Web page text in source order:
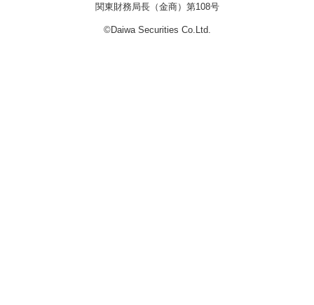
関東財務局長（金商）第108号
©Daiwa Securities Co.Ltd.